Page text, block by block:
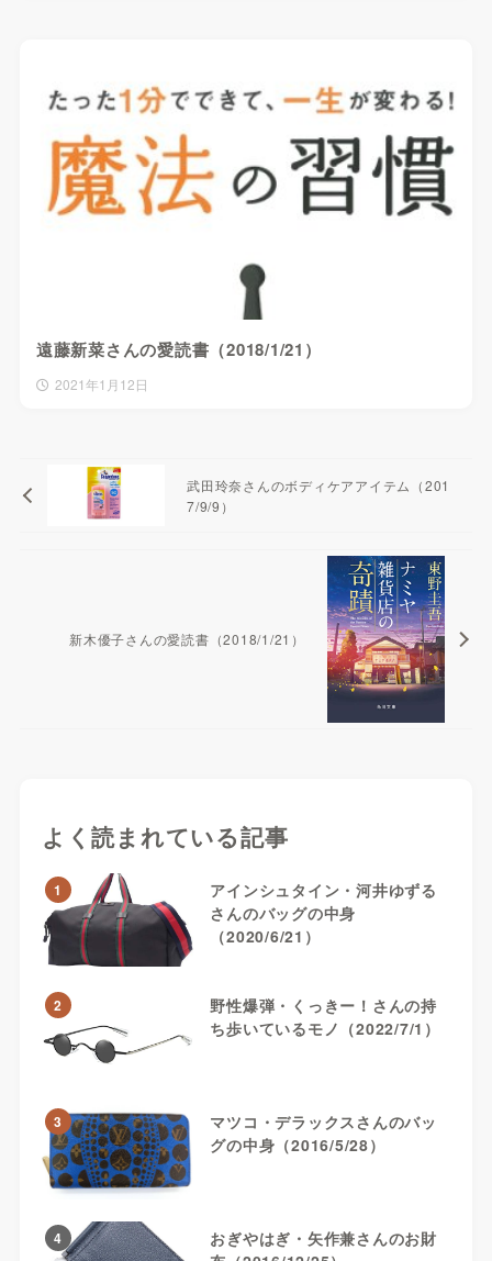
遠藤新菜さんの愛読書（2018/1/21）
2021年1月12日
武田玲奈さんのボディケアアイテム（201
7/9/9）
新木優子さんの愛読書（2018/1/21）
よく読まれている記事
1
アインシュタイン・河井ゆずる
さんのバッグの中身
（2020/6/21）
2
野性爆弾・くっきー！さんの持
ち歩いているモノ（2022/7/1）
3
マツコ・デラックスさんのバッ
グの中身（2016/5/28）
4
おぎやはぎ・矢作兼さんのお財